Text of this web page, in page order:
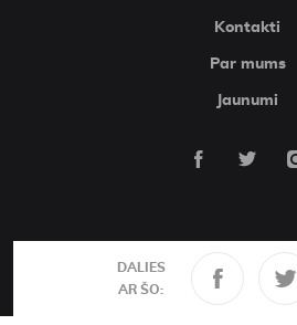
DALIES
AR ŠO:
Kontakti
Par mums
Jaunumi